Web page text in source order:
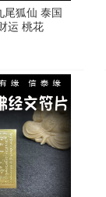
尾狐仙 泰国
运 桃花